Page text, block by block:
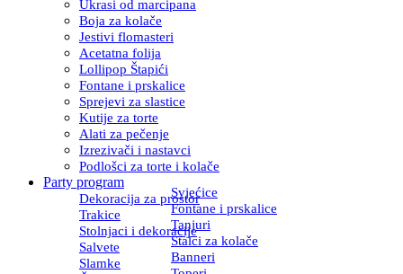
Ukrasi od marcipana
Boja za kolače
Jestivi flomasteri
Acetatna folija
Lollipop Štapići
Fontane i prskalice
Sprejevi za slastice
Kutije za torte
Alati za pečenje
Izrezivači i nastavci
Podlošci za torte i kolače
Party program
Dekoracija za prostor
Svjećice
Trakice
Fontane i prskalice
Stolnjaci i dekoracije
Tanjuri
Salvete
Stalci za kolače
Slamke
Banneri